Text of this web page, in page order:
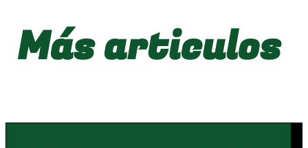
Más articulos